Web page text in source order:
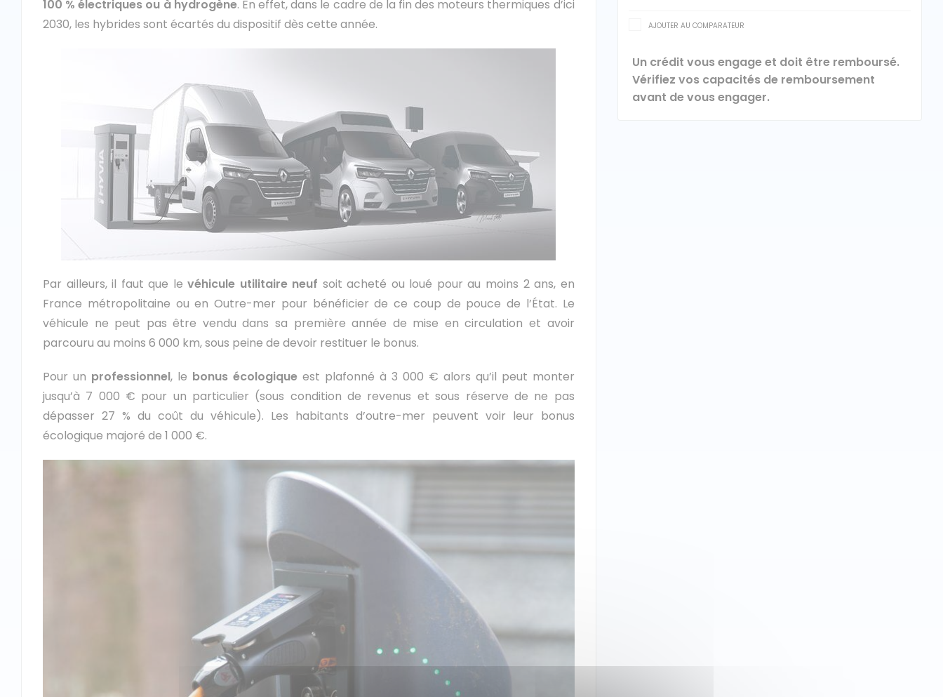
100 % électriques ou à hydrogène. En effet, dans le cadre de la fin des moteurs thermiques d’ici
2030, les hybrides sont écartés du dispositif dès cette année.
Par ailleurs, il faut que le véhicule utilitaire neuf soit acheté ou loué pour au moins 2 ans, en
France métropolitaine ou en Outre-mer pour bénéficier de ce coup de pouce de l’État. Le
véhicule ne peut pas être vendu dans sa première année de mise en circulation et avoir
parcouru au moins 6 000 km, sous peine de devoir restituer le bonus.
Pour un professionnel, le bonus écologique est plafonné à 3 000 € alors qu’il peut monter
jusqu’à 7 000 € pour un particulier (sous condition de revenus et sous réserve de ne pas
dépasser 27 % du coût du véhicule). Les habitants d’outre-mer peuvent voir leur bonus
écologique majoré de 1 000 €.
AJOUTER AU COMPARATEUR
Un crédit vous engage et doit être remboursé.
Vérifiez vos capacités de remboursement
avant de vous engager.